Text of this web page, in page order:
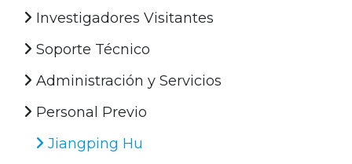
Investigadores Visitantes
Soporte Técnico
Administración y Servicios
Personal Previo
Jiangping Hu